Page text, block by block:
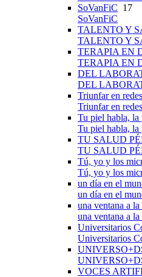
SoVanFiC 17
SoVanFiC
TALENTO Y
TALENTO Y
TERAPIA EN
TERAPIA EN
DEL
DEL
Triunfar en
Triunfar en
Tu piel habla, la
Tu piel habla, la
TU SALUD
TU SALUD
Tú, yo y los
Tú, yo y los
un día en el
un día en el
una ventana a
una ventana a
Universitarios
Universitarios
VOCES